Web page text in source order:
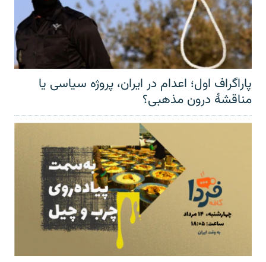
پاراگراف اول؛ اعدام در ایران، پروژه سیاسی یا
مناقشهٔ درون مذهبی؟